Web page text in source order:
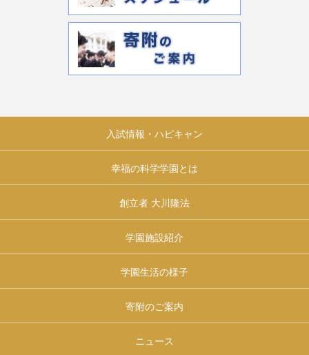
入試情報・ハピキャン
幸福の科学学園とは
創立者 大川隆法
学園施設紹介
学園生活の様子
寄附のご案内
ニュース